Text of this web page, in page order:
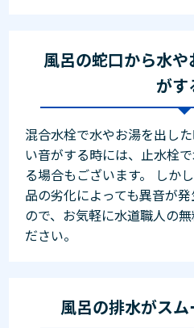
風呂の蛇口から水
がす
混合水栓で水やお湯を出し
い音がする時には、止水栓
る場合もございます。 しか
品の劣化によっても異音が
ので、お気軽に水道職人の
ださい。
風呂の排水がス